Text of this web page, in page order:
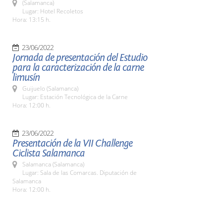
(Salamanca)
Lugar: Hotel Recoletos
Hora: 13:15 h.
23/06/2022
Jornada de presentación del Estudio
para la caracterización de la carne
limusín
Guijuelo (Salamanca)
Lugar: Estación Tecnológica de la Carne
Hora: 12:00 h.
23/06/2022
Presentación de la VII Challenge
Ciclista Salamanca
Salamanca (Salamanca)
Lugar: Sala de las Comarcas. Diputación de
Salamanca
Hora: 12:00 h.